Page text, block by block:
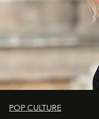
POP CULTURE